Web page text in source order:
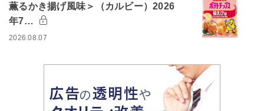
薫るかき揚げ風味＞（カルビー）2026
年7…
2026.08.07